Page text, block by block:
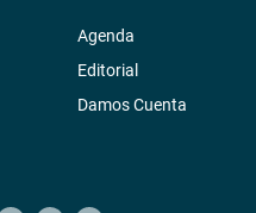
Agenda
Editorial
Damos Cuenta